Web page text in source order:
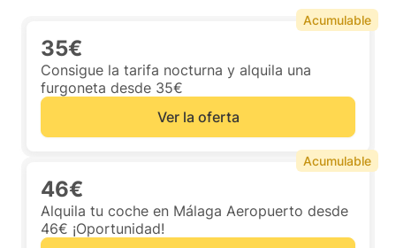
35€
Consigue la tarifa nocturna y alquila una
furgoneta desde 35€
Ver la oferta
Acumulable
46€
Alquila tu coche en Málaga Aeropuerto desde
46€ ¡Oportunidad!
Acumulable